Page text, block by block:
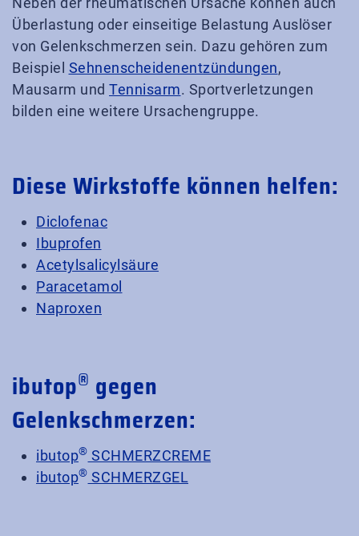
Überlastung oder einseitige Belastung Auslöser
von Gelenkschmerzen sein. Dazu gehören zum
Beispiel Sehnenscheidenentzündungen,
Mausarm und Tennisarm. Sportverletzungen
bilden eine weitere Ursachengruppe.
Diese Wirkstoffe können helfen:
Diclofenac
Ibuprofen
Acetylsalicylsäure
Paracetamol
Naproxen
ibutop® gegen
Gelenkschmerzen:
ibutop® SCHMERZCREME
ibutop® SCHMERZGEL